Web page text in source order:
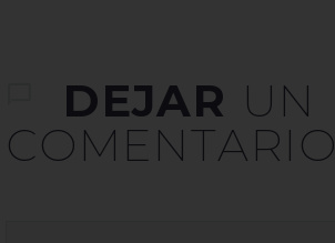
DEJAR UN
COMENTARIO